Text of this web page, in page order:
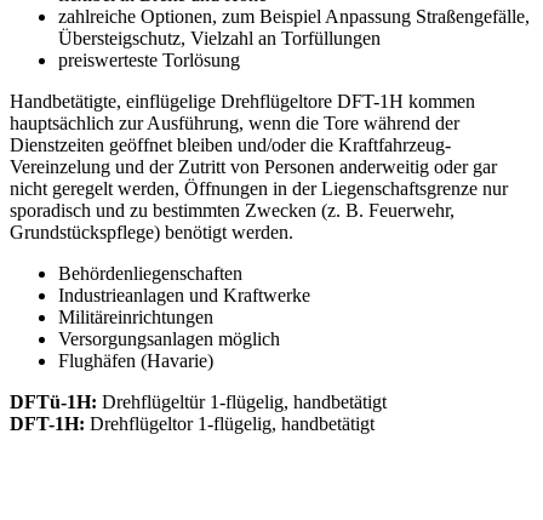
zahlreiche Optionen, zum Beispiel Anpassung Straßengefälle,
Übersteigschutz, Vielzahl an Torfüllungen
preiswerteste Torlösung
Handbetätigte, einflügelige Drehflügeltore DFT-1H kommen
hauptsächlich zur Ausführung, wenn die Tore während der
Dienstzeiten geöffnet bleiben und/oder die Kraftfahrzeug-
Vereinzelung und der Zutritt von Personen anderweitig oder gar
nicht geregelt werden, Öffnungen in der Liegenschaftsgrenze nur
sporadisch und zu bestimmten Zwecken (z. B. Feuerwehr,
Grundstückspflege) benötigt werden.
Behördenliegenschaften
Industrieanlagen und Kraftwerke
Militäreinrichtungen
Versorgungsanlagen möglich
Flughäfen (Havarie)
DFTü-1H: Drehflügeltür 1-flügelig, handbetätigt
DFT-1H: Drehflügeltor 1-flügelig, handbetätigt